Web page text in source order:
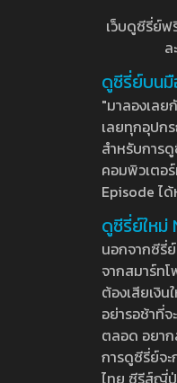
เว็บดูซีรี่ย์
ล
ดูซีรี่ย์บน
"มาลองเล
เลยทุกอุปก
สำหรับการ
คอมพิวเตอ
Episode ไ
ดูซีรี่ย์ใหม่
นอกจากซีรี่
จากสมาร์ท
ต้องเสียเงิ
อย่ารอช้าที่
ตลอด อยาก
การดูซีรี่ย์จ
ไทย ซีรีส์ญี่ปุ่